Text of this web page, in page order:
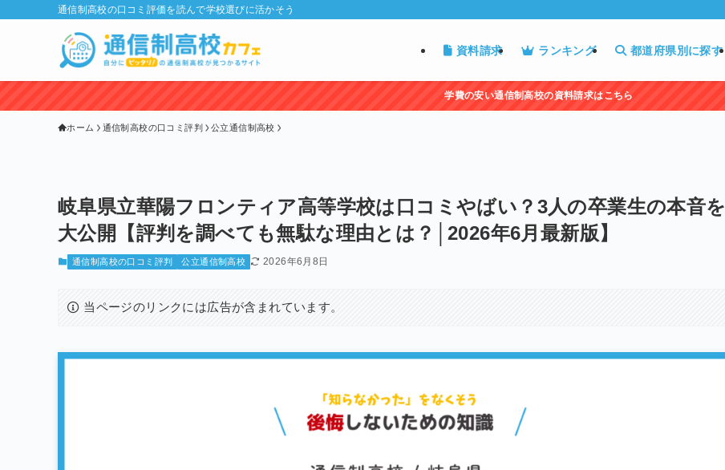
通信制高校の口コミ評価を読んで学校選びに活かそう
資料請求 ランキング 都道府県別に探す
学費の安い通信制高校の資料請求はこちら
ホーム 通信制高校の口コミ評判 公立通信制高校
岐阜県立華陽フロンティア高等学校は口コミやばい？3人の卒業生の本音を
大公開【評判を調べても無駄な理由とは？│2026年6月最新版】
通信制高校の口コミ評判 公立通信制高校 2026年6月8日
当ページのリンクには広告が含まれています。